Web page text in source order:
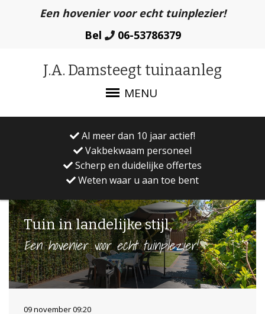
Een hovenier voor echt tuinplezier!
Bel
06-53786379
J.A. Damsteegt tuinaanleg
MENU
Al meer dan 10 jaar actief!
Vakbekwaam personeel
Scherp en duidelijke offertes
Weten waar u aan toe bent
Tuin in landelijke stijl,
Een hovenier voor echt tuinplezier!
09 november 09:20